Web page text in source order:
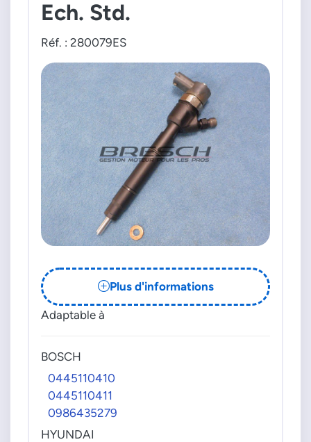
Ech. Std.
Réf. : 280079ES
Plus d'informations
Adaptable à
BOSCH
0445110410
0445110411
0986435279
HYUNDAI